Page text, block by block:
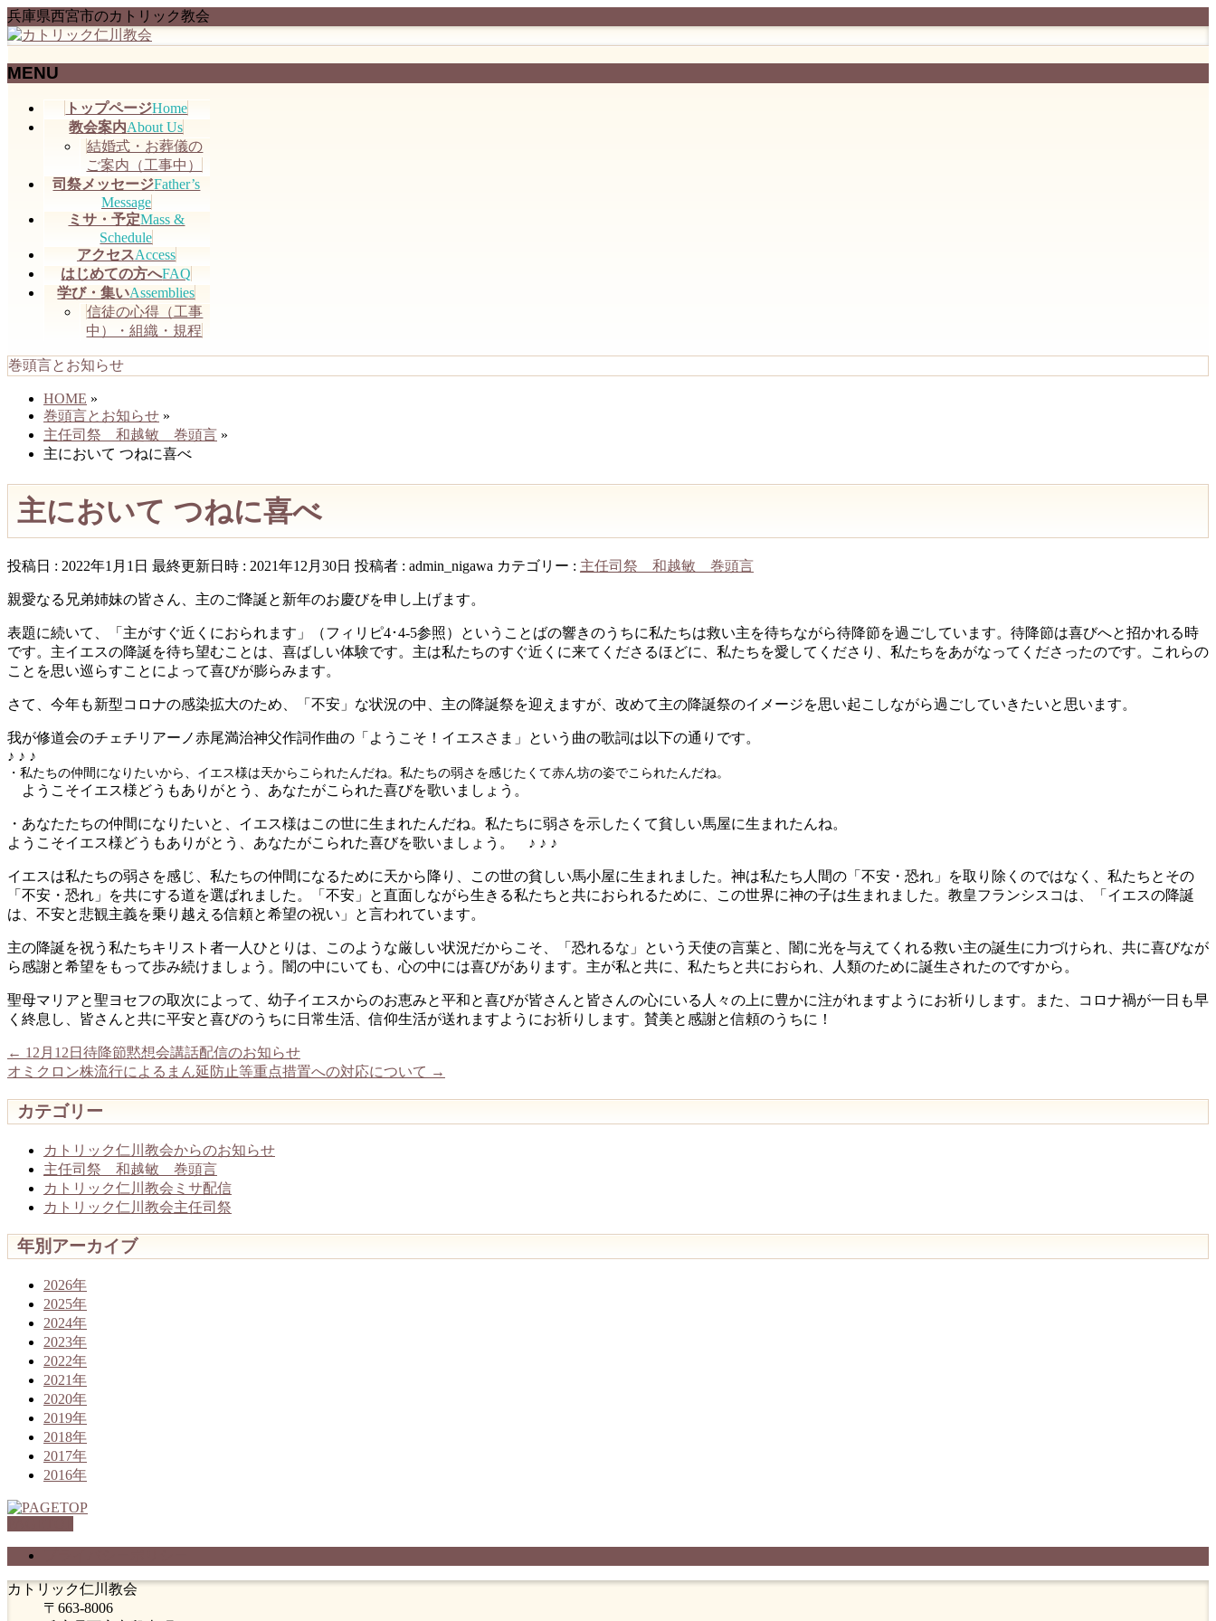
兵庫県西宮市のカトリック教会
MENU
トップページHome
教会案内About Us
結婚式・お葬儀の
ご案内（工事中）
司祭メッセージFather’s
Message
ミサ・予定Mass &
Schedule
アクセスAccess
はじめての方へFAQ
学び・集いAssemblies
信徒の心得（工事
中）・組織・規程
巻頭言とお知らせ
HOME »
巻頭言とお知らせ »
主任司祭 和越敏 巻頭言 »
主において つねに喜べ
主において つねに喜べ
投稿日 : 2022年1月1日 最終更新日時 : 2021年12月30日 投稿者 : admin_nigawa カテゴリー : 主任司祭 和越敏 巻頭言
親愛なる兄弟姉妹の皆さん、主のご降誕と新年のお慶びを申し上げます。
表題に続いて、「主がすぐ近くにおられます」（フィリピ4･4-5参照）ということばの響きのうちに私たちは救い主を待ちながら待降節を過ごしています。待降節は喜びへと招かれる時
です。主イエスの降誕を待ち望むことは、喜ばしい体験です。主は私たちのすぐ近くに来てくださるほどに、私たちを愛してくださり、私たちをあがなってくださったのです。これらの
ことを思い巡らすことによって喜びが膨らみます。
さて、今年も新型コロナの感染拡大のため、「不安」な状況の中、主の降誕祭を迎えますが、改めて主の降誕祭のイメージを思い起こしながら過ごしていきたいと思います。
我が修道会のチェチリアーノ赤尾満治神父作詞作曲の「ようこそ！イエスさま」という曲の歌詞は以下の通りです。
♪ ♪ ♪
・私たちの仲間になりたいから、イエス様は天からこられたんだね。私たちの弱さを感じたくて赤ん坊の姿でこられたんだね。
ようこそイエス様どうもありがとう、あなたがこられた喜びを歌いましょう。
・あなたたちの仲間になりたいと、イエス様はこの世に生まれたんだね。私たちに弱さを示したくて貧しい馬屋に生まれたんね。
ようこそイエス様どうもありがとう、あなたがこられた喜びを歌いましょう。 ♪ ♪ ♪
イエスは私たちの弱さを感じ、私たちの仲間になるために天から降り、この世の貧しい馬小屋に生まれました。神は私たち人間の「不安・恐れ」を取り除くのではなく、私たちとその
「不安・恐れ」を共にする道を選ばれました。「不安」と直面しながら生きる私たちと共におられるために、この世界に神の子は生まれました。教皇フランシスコは、「イエスの降誕
は、不安と悲観主義を乗り越える信頼と希望の祝い」と言われています。
主の降誕を祝う私たちキリスト者一人ひとりは、このような厳しい状況だからこそ、「恐れるな」という天使の言葉と、闇に光を与えてくれる救い主の誕生に力づけられ、共に喜びなが
ら感謝と希望をもって歩み続けましょう。闇の中にいても、心の中には喜びがあります。主が私と共に、私たちと共におられ、人類のために誕生されたのですから。
聖母マリアと聖ヨセフの取次によって、幼子イエスからのお恵みと平和と喜びが皆さんと皆さんの心にいる人々の上に豊かに注がれますようにお祈りします。また、コロナ禍が一日も早
く終息し、皆さんと共に平安と喜びのうちに日常生活、信仰生活が送れますようにお祈りします。賛美と感謝と信頼のうちに！
← 12月12日待降節黙想会講話配信のお知らせ
オミクロン株流行によるまん延防止等重点措置への対応について →
カテゴリー
カトリック仁川教会からのお知らせ
主任司祭 和越敏 巻頭言
カトリック仁川教会ミサ配信
カトリック仁川教会主任司祭
年別アーカイブ
2026年
2025年
2024年
2023年
2022年
2021年
2020年
2019年
2018年
2017年
2016年
カトリック仁川教会
〒663-8006